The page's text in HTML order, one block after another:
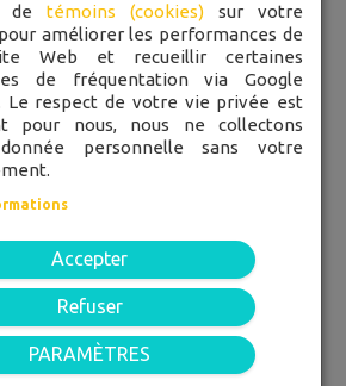
LES
POMMETTES
ROUGES
450 248-3334
FRAIS: 1 877 848-3334
Pont, Bedford, J0J 1A0
C.P. 1705
de témoins (cookies) sur votre
améliorer les performances de
Web et recueillir certaines
de fréquentation via Google
Le respect de votre vie privée est
pour nous, nous ne collectons
personnelle sans votre
Accepter
Refuser
PARAMÈTRES